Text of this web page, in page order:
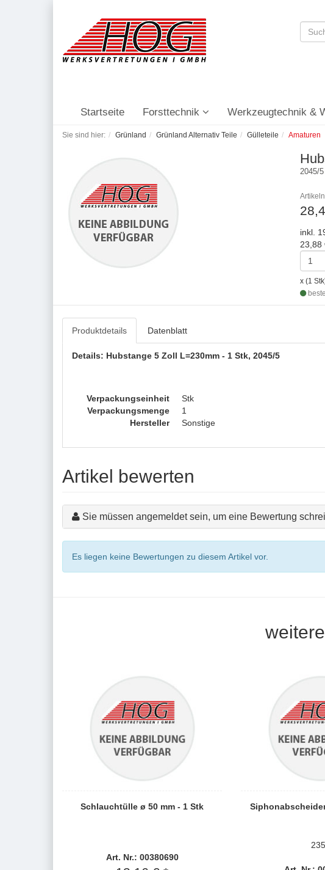
Startseite Forsttechnik Werkzeugtechnik &
Sie sind hier: Grünland Grünland Alternativ Teile Gülleteile Amaturen
2045/5
inkl.
23,88
x (1
Produktdetails Datenblatt
Details: Hubstange 5 Zoll L=230mm - 1 Stk, 2045/5
Verpackungseinheit
Stk
Verpackungsmenge
1
Hersteller
Sonstige
Artikel bewerten
Sie müssen angemeldet sein, um eine Bewertung
Es liegen keine Bewertungen zu diesem Artikel vor.
Schlauchtülle ø 50 mm - 1 Stk
Art. Nr.: 00380690